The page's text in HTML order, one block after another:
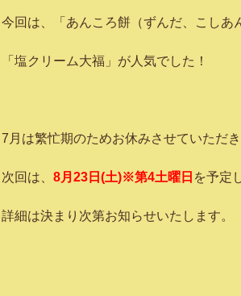
今回は、「あんころ餅（ずんだ、こしあ
「塩クリーム大福」が人気でした！
7月は繁忙期のためお休みさせていただき
次回は、 8月23日(土)※第4土曜日 を予定
詳細は決まり次第お知らせいたします。